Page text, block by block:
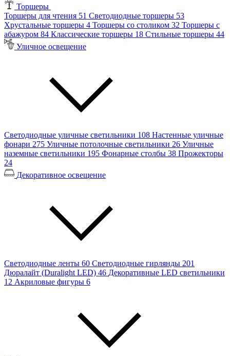
Торшеры
Торшеры для чтения 51 Светодиодные торшеры 53
Хрустальные торшеры 4 Торшеры со столиком 32 Торшеры с
абажуром 84 Классические торшеры 18 Стильные торшеры 44
Уличное освещение
Светодиодные уличные светильники 108 Настенные уличные
фонари 275 Уличные потолочные светильники 26 Уличные
наземные светильники 195 Фонарные столбы 38 Прожекторы
24
Декоративное освещение
Светодиодные ленты 60 Светодиодные гирлянды 201
Дюралайт (Duralight LED) 46 Декоративные LED светильники
12 Акриловые фигуры 6